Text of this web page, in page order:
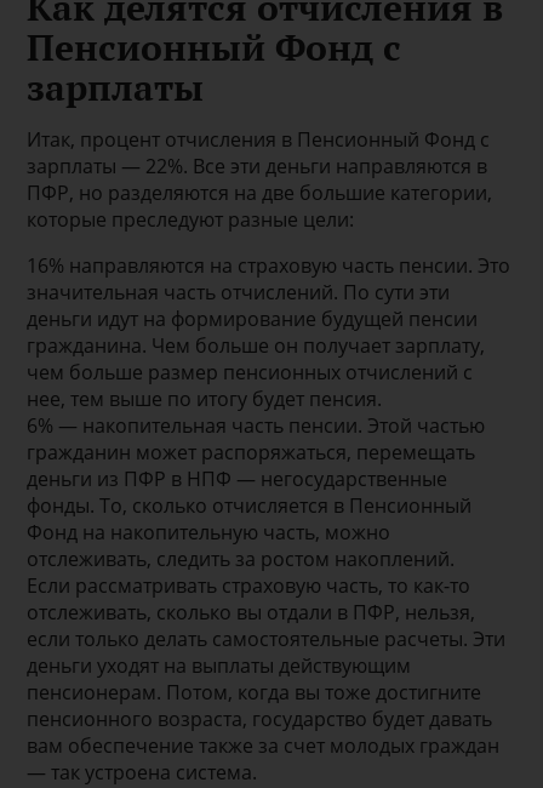
Пенсионный Фонд с
зарплаты
Итак, процент отчисления в Пенсионный Фонд с
зарплаты — 22%. Все эти деньги направляются в
ПФР, но разделяются на две большие категории,
которые преследуют разные цели:
16% направляются на страховую часть пенсии. Это
значительная часть отчислений. По сути эти
деньги идут на формирование будущей пенсии
гражданина. Чем больше он получает зарплату,
чем больше размер пенсионных отчислений с
нее, тем выше по итогу будет пенсия.
6% — накопительная часть пенсии. Этой частью
гражданин может распоряжаться, перемещать
деньги из ПФР в НПФ — негосударственные
фонды. То, сколько отчисляется в Пенсионный
Фонд на накопительную часть, можно
отслеживать, следить за ростом накоплений.
Если рассматривать страховую часть, то как-то
отслеживать, сколько вы отдали в ПФР, нельзя,
если только делать самостоятельные расчеты. Эти
деньги уходят на выплаты действующим
пенсионерам. Потом, когда вы тоже достигните
пенсионного возраста, государство будет давать
вам обеспечение также за счет молодых граждан
— так устроена система.